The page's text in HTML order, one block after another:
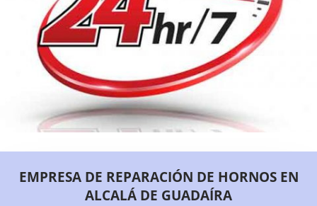
EMPRESA DE REPARACIÓN DE HORNOS EN
ALCALÁ DE GUADAÍRA